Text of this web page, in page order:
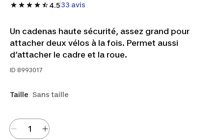
4.533 avis
Un cadenas haute sécurité, assez grand pour
attacher deux vélos à la fois. Permet aussi
d’attacher le cadre et la roue.
ID 8993017
Taille Sans taille